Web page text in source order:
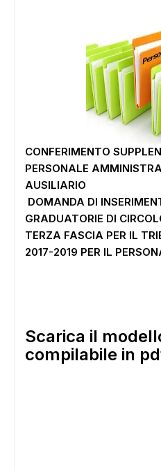
CONFERIMENTO
PERSONALE
AUSILIARIO
DOMANDA DI
GRADUATORIE DI
TERZA FASCIA PER IL
2017-2019 PER IL
Scarica il
compilabile in